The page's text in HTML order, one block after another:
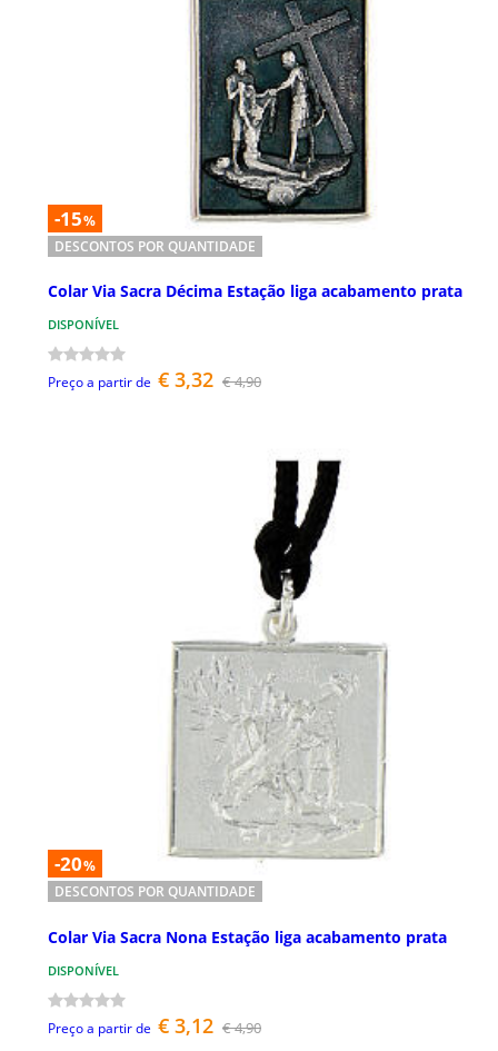
-15%
DESCONTOS POR QUANTIDADE
Colar Via Sacra Décima Estação liga acabamento prata
DISPONÍVEL
Preço a partir de € 3,32 € 4,90
-20%
DESCONTOS POR QUANTIDADE
Colar Via Sacra Nona Estação liga acabamento prata
DISPONÍVEL
Preço a partir de € 3,12 € 4,90